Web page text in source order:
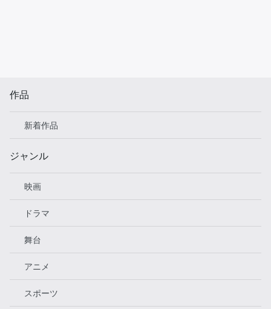
作品
新着作品
ジャンル
映画
ドラマ
舞台
アニメ
スポーツ